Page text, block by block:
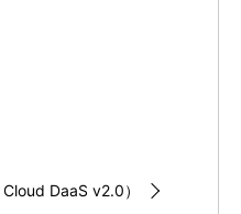
DaaS v2.0）